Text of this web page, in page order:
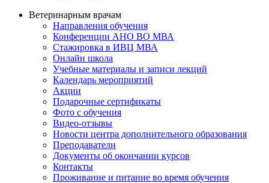
Ветеринарным врачам
Направления обучения
Конференции АНО ВО МВА
Стажировка в ИВЦ МВА
Онлайн школа
Учебные материалы и записи лекций
Календарь мероприятий
Акции
Подарочные сертификаты
Фото с обучения
Видео-отзывы
Новости центра дополнительного образования
Преподаватели
Документы об окончании курсов
Контакты
Проживание и питание во время обучения